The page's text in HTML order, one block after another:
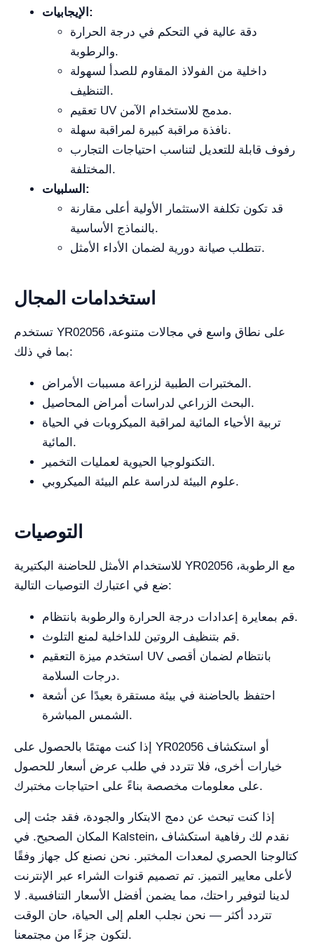
الإيجابيات:
دقة عالية في التحكم في درجة الحرارة
والرطوبة.
داخلية من الفولاذ المقاوم للصدأ لسهولة
التنظيف.
تعقيم UV مدمج للاستخدام الآمن.
نافذة مراقبة كبيرة لمراقبة سهلة.
رفوف قابلة للتعديل لتناسب احتياجات التجارب
المختلفة.
السلبيات:
قد تكون تكلفة الاستثمار الأولية أعلى مقارنة
بالنماذج الأساسية.
تتطلب صيانة دورية لضمان الأداء الأمثل.
استخدامات المجال
تستخدم YR02056 على نطاق واسع في مجالات متنوعة،
بما في ذلك:
المختبرات الطبية لزراعة مسببات الأمراض.
البحث الزراعي لدراسات أمراض المحاصيل.
تربية الأحياء المائية لمراقبة الميكروبات في الحياة
المائية.
التكنولوجيا الحيوية لعمليات التخمير.
علوم البيئة لدراسة علم البيئة الميكروبي.
التوصيات
للاستخدام الأمثل للحاضنة البكتيرية YR02056 مع الرطوبة،
ضع في اعتبارك التوصيات التالية:
قم بمعايرة إعدادات درجة الحرارة والرطوبة بانتظام.
قم بتنظيف الروتين للداخلية لمنع التلوث.
استخدم ميزة التعقيم UV بانتظام لضمان أقصى
درجات السلامة.
احتفظ بالحاضنة في بيئة مستقرة بعيدًا عن أشعة
الشمس المباشرة.
إذا كنت مهتمًا بالحصول على YR02056 أو استكشاف
خيارات أخرى، فلا تتردد في طلب عرض أسعار للحصول
على معلومات مخصصة بناءً على احتياجات مختبرك.
إذا كنت تبحث عن دمج الابتكار والجودة، فقد جئت إلى
المكان الصحيح. في Kalstein، نقدم لك رفاهية استكشاف
كتالوجنا الحصري لمعدات المختبر. نحن نصنع كل جهاز وفقًا
لأعلى معايير التميز. تم تصميم قنوات الشراء عبر الإنترنت
لدينا لتوفير راحتك، مما يضمن أفضل الأسعار التنافسية. لا
تتردد أكثر — نحن نجلب العلم إلى الحياة، حان الوقت
لتكون جزءًا من مجتمعنا.